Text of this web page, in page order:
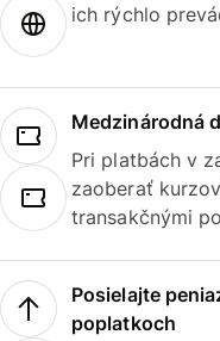
ich rýchlo
Medzinárodná
Pri platbách v
zaoberať
transakčnými
Posielajte
poplatkoch